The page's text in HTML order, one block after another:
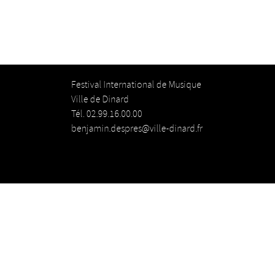
Festival International de Musique
Ville de Dinard
Tél. 02.99.16.00.00
benjamin.despres@ville-dinard.fr